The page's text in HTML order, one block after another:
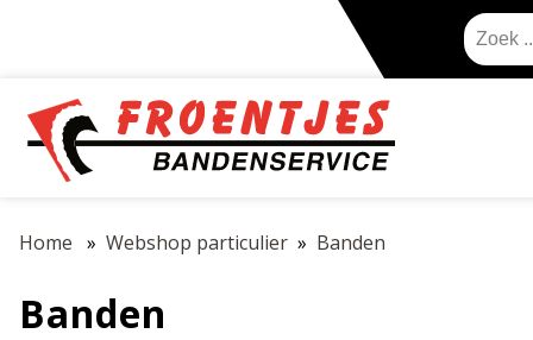
Home Webshop particulier Banden
Banden